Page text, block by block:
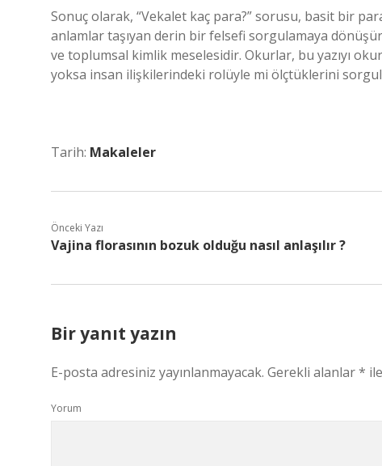
Sonuç olarak, “Vekalet kaç para?” sorusu, basit bir
anlamlar taşıyan derin bir felsefi sorgulamaya
ve toplumsal kimlik meselesidir. Okurlar, bu yazıyı
yoksa insan ilişkilerindeki rolüyle mi ölçtüklerini
Tarih: Makaleler
Önceki Yazı
Vajina florasının bozuk olduğu nasıl anlaşılır ?
Bir yanıt yazın
E-posta adresiniz yayınlanmayacak. Gerekli alanlar*
Yorum